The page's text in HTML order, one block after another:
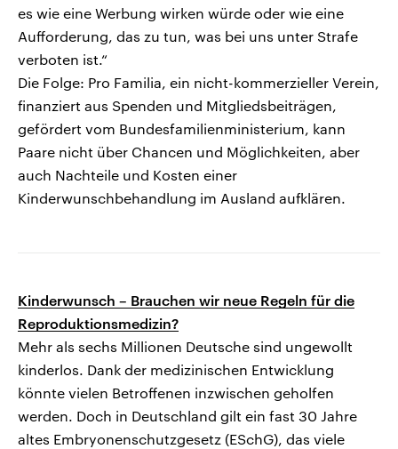
es wie eine Werbung wirken würde oder wie eine
Aufforderung, das zu tun, was bei uns unter Strafe
verboten ist.“
Die Folge: Pro Familia, ein nicht-kommerzieller Verein,
finanziert aus Spenden und Mitgliedsbeiträgen,
gefördert vom Bundesfamilienministerium, kann
Paare nicht über Chancen und Möglichkeiten, aber
auch Nachteile und Kosten einer
Kinderwunschbehandlung im Ausland aufklären.
Kinderwunsch – Brauchen wir neue Regeln für die
Reproduktionsmedizin?
Mehr als sechs Millionen Deutsche sind ungewollt
kinderlos. Dank der medizinischen Entwicklung
könnte vielen Betroffenen inzwischen geholfen
werden. Doch in Deutschland gilt ein fast 30 Jahre
altes Embryonenschutzgesetz (ESchG), das viele